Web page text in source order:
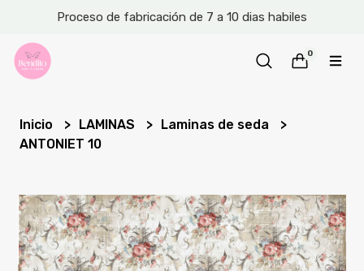
Proceso de fabricación de 7 a 10 dias habiles
0
Inicio LAMINAS
Laminas de seda
ANTONIET 10